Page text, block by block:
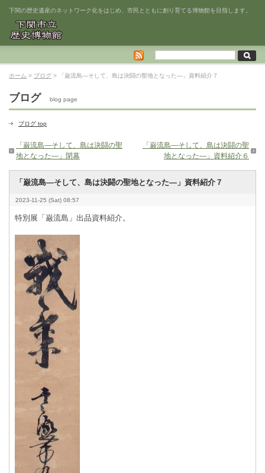
下関の歴史遺産のネットワーク化をはじめ、市民とともに創り育てる博物館を目指します。
ホーム > ブログ > 「巌流島―そして、島は決闘の聖地となった―」資料紹介７
ブログ blog page
ブログ top
「巌流島―そして、島は決闘の聖
地となった―」閉幕
「巌流島―そして、島は決闘の聖
地となった―」資料紹介６
「巌流島―そして、島は決闘の聖地となった―」資料紹介７
2023-11-25 (Sat) 08:57
特別展「巌流島」出品資料紹介。